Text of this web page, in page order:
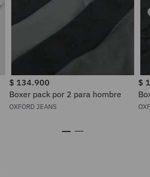
$ 134.900
Boxer pack por 2 para hombre
OXFORD JEANS
$